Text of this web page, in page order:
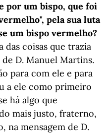
por um bispo, que foi
pela sua luta
um bispo vermelho?
das coisas que trazia
D. Manuel Martins.
para com ele e para
a ele como primeiro
há algo que
mais justo, fraterno,
na mensagem de D.